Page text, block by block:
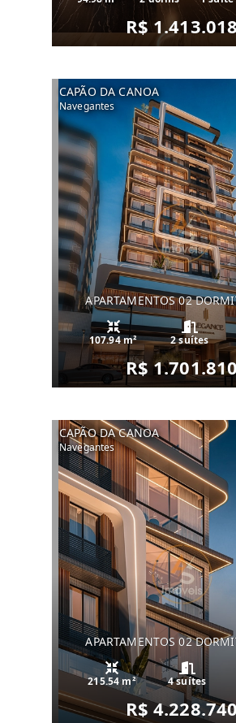
R$
CAPÃO DA CANOA
Navegantes
APARTAMENTOS 02
107.94 m² 2 suítes
R$
CAPÃO DA CANOA
Navegantes
APARTAMENTOS 02
215.54 m² 4 suítes
R$